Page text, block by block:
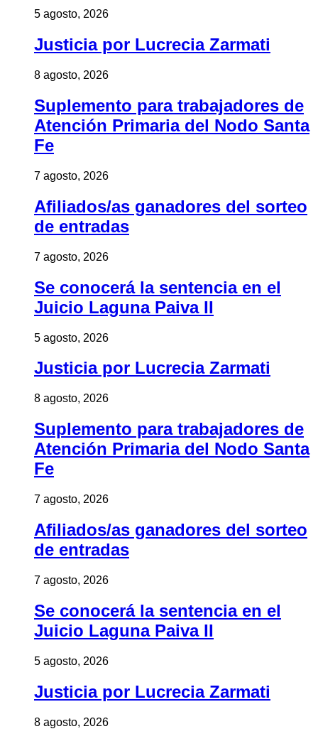
5 agosto, 2026
Justicia por Lucrecia Zarmati
8 agosto, 2026
Suplemento para trabajadores de
Atención Primaria del Nodo Santa
Fe
7 agosto, 2026
Afiliados/as ganadores del sorteo
de entradas
7 agosto, 2026
Se conocerá la sentencia en el
Juicio Laguna Paiva II
5 agosto, 2026
Justicia por Lucrecia Zarmati
8 agosto, 2026
Suplemento para trabajadores de
Atención Primaria del Nodo Santa
Fe
7 agosto, 2026
Afiliados/as ganadores del sorteo
de entradas
7 agosto, 2026
Se conocerá la sentencia en el
Juicio Laguna Paiva II
5 agosto, 2026
Justicia por Lucrecia Zarmati
8 agosto, 2026